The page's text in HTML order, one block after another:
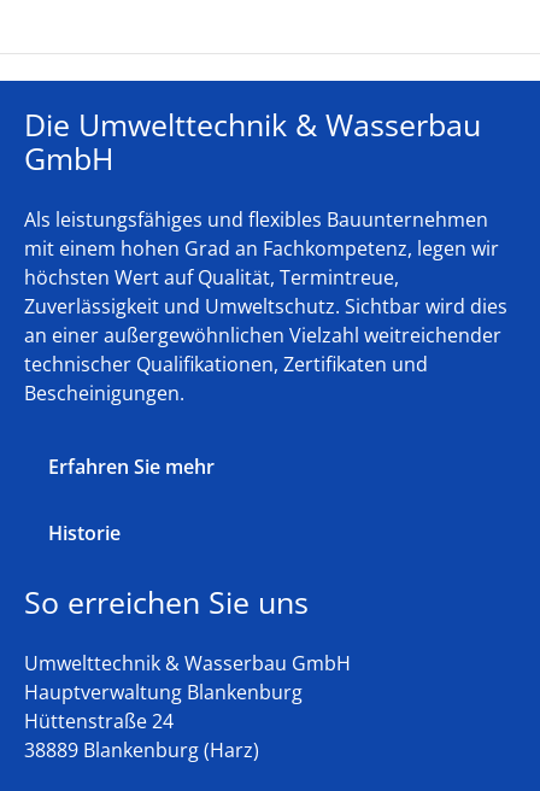
Die Umwelttechnik & Wasserbau
GmbH
Als leistungsfähiges und flexibles Bauunternehmen
mit einem hohen Grad an Fachkompetenz, legen wir
höchsten Wert auf Qualität, Termintreue,
Zuverlässigkeit und Umweltschutz. Sichtbar wird dies
an einer außergewöhnlichen Vielzahl weitreichender
technischer Qualifikationen, Zertifikaten und
Bescheinigungen.
Erfahren Sie mehr
Historie
So erreichen Sie uns
Umwelttechnik & Wasserbau GmbH
Hauptverwaltung Blankenburg
Hüttenstraße 24
38889 Blankenburg (Harz)